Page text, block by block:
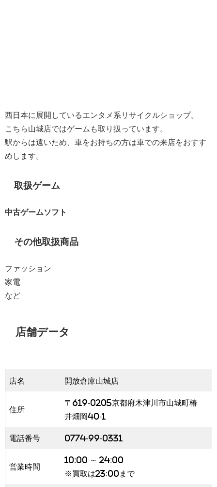
西日本に展開しているエンタメ系リサイクルショップ。
こちら山城店ではゲームも取り扱っています。
駅からは遠いため、車をお持ちの方は車での来店をおすす
めします。
取扱ゲーム
中古ゲームソフト
その他取扱商品
ファッション
家電
など
店舗データ
店名 開放倉庫山城店
住所
〒619-0205京都府木津川市山城町椿
井畑岡40-1
電話番号 0774-99-0331
営業時間
10:00 ～ 24:00
※買取は23:00まで